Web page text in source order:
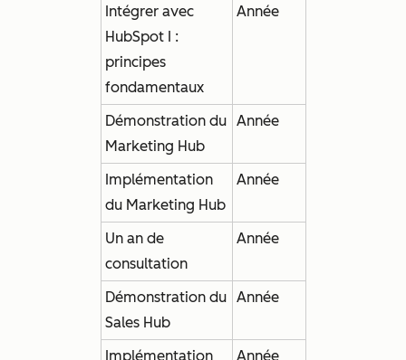
Intégrer avec
HubSpot I :
principes
fondamentaux
Année
Démonstration du
Marketing Hub
Année
Implémentation
du Marketing Hub
Année
Un an de
consultation
Année
Démonstration du
Sales Hub
Année
Implémentation
Année